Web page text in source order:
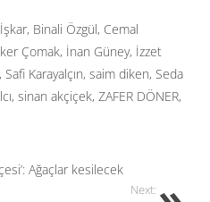
, Binali Özgül, Cemal
Çomak, İnan Güney, İzzet
, Safi Karayalçın, saim diken, Seda
, sinan akçiçek, ZAFER DÖNER,
Ağaçlar kesilecek
Next: